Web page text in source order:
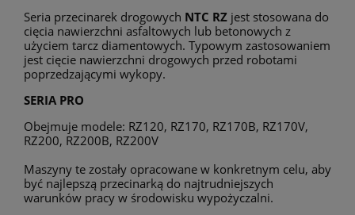
Seria przecinarek drogowych NTC RZ jest stosowana do
cięcia nawierzchni asfaltowych lub betonowych z
użyciem tarcz diamentowych. Typowym zastosowaniem
jest cięcie nawierzchni drogowych przed robotami
poprzedzającymi wykopy.
SERIA PRO
Obejmuje modele: RZ120, RZ170, RZ170B, RZ170V,
RZ200, RZ200B, RZ200V
Maszyny te zostały opracowane w konkretnym celu, aby
być najlepszą przecinarką do najtrudniejszych
warunków pracy w środowisku wypożyczalni.